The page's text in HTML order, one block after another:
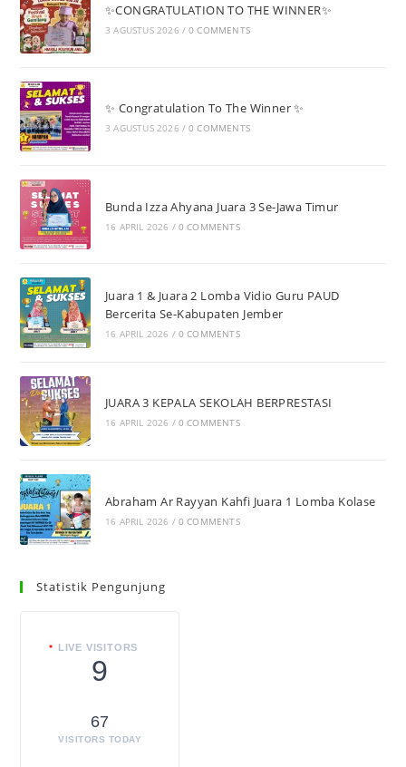
✨CONGRATULATION TO THE WINNER✨
3 AGUSTUS 2026 / 0 COMMENTS
✨ Congratulation To The Winner ✨
3 AGUSTUS 2026 / 0 COMMENTS
Bunda Izza Ahyana Juara 3 Se-Jawa Timur
16 APRIL 2026 / 0 COMMENTS
Juara 1 & Juara 2 Lomba Vidio Guru PAUD
Bercerita Se-Kabupaten Jember
16 APRIL 2026 / 0 COMMENTS
JUARA 3 KEPALA SEKOLAH BERPRESTASI
16 APRIL 2026 / 0 COMMENTS
Abraham Ar Rayyan Kahfi Juara 1 Lomba Kolase
16 APRIL 2026 / 0 COMMENTS
Statistik Pengunjung
LIVE VISITORS
9
67
VISITORS TODAY